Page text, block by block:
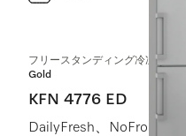
フリースタンディング冷凍冷蔵庫
Gold
KFN 4776 ED
DailyFresh、NoFrost搭